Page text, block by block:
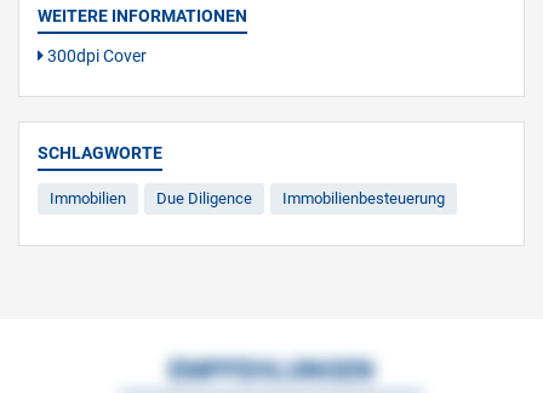
WEITERE INFORMATIONEN
300dpi Cover
SCHLAGWORTE
Immobilien Due Diligence Immobilienbesteuerung
EMPFEHLUNGEN